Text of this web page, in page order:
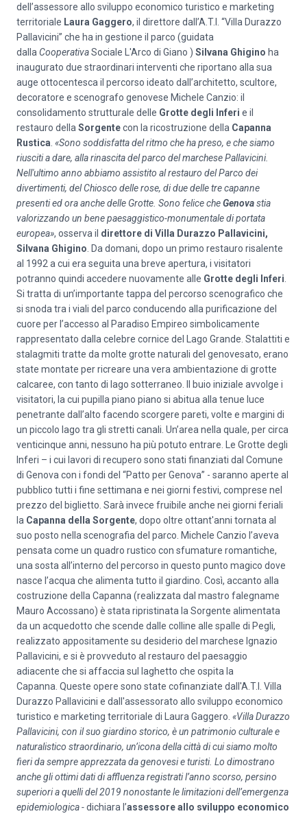
dell’assessore allo sviluppo economico turistico e marketing
territoriale Laura Gaggero, il direttore dall’A.T.I. “Villa Durazzo
Pallavicini” che ha in gestione il parco (guidata
dalla CooperativaSociale L'Arco di Giano ) Silvana Ghigino ha
inaugurato due straordinari interventi che riportano alla sua
auge ottocentesca il percorso ideato dall’architetto, scultore,
decoratore e scenografo genovese Michele Canzio: il
consolidamento strutturale delle Grotte degli Inferi e il
restauro della Sorgentecon la ricostruzione della Capanna
Rustica «Sono soddisfatta del ritmo che ha preso, e che siamo
riusciti a dare, alla rinascita del parco del marchese Pallavicini.
Nell'ultimo anno abbiamo assistito al restauro del Parco dei
divertimenti, del Chiosco delle rose, di due delle tre capanne
presenti ed ora anche delle Grotte. Sono felice cheGenovastia
valorizzando un bene paesaggistico-monumentale di portata
europea», osserva il direttore di Villa Durazzo Pallavicini,
Silvana Ghigino . Da domani, dopo un primo restauro risalente
al 1992 a cui era seguita una breve apertura, i visitatori
potranno quindi accedere nuovamente alle Grotte degli Inferi
Si tratta di un’importante tappa del percorso scenografico che
si snoda tra i viali del parco conducendo alla purificazione del
cuore per l’accesso al Paradiso Empireo simbolicamente
rappresentato dalla celebre cornice del Lago Grande. Stalattiti e
stalagmiti tratte da molte grotte naturali del genovesato, erano
state montate per ricreare una vera ambientazione di grotte
calcaree, con tanto di​ lago sotterraneo. Il buio iniziale avvolge i
visitatori, la cui pupilla piano piano si abitua alla tenue luce
penetrante dall’alto facendo scorgere pareti, volte e margini di
un piccolo lago tra gli stretti canali. Un’area nella quale, per circa
venticinque anni, nessuno ha più potuto entrare. Le Grotte degli
Inferi – i cui lavori di recupero sono stati finanziati dal Comune
di Genova con i fondi del “Patto per Genova” - saranno aperte al
pubblico tutti i fine settimana e nei giorni festivi, comprese nel
prezzo del biglietto. Sarà invece fruibile anche nei giorni feriali
la Capanna della Sorgente, dopo oltre ottant'anni tornata al
suo posto nella scenografia del parco. Michele Canzio l’aveva
pensata come un ​quadro rustico con sfumature romantiche​,
una sosta all’interno del percorso in questo punto magico dove
nasce l’acqua che alimenta tutto il giardino. Così, accanto alla
costruzione della Capanna (realizzata dal mastro falegname
Mauro Accossano) è stata ripristinata la Sorgente alimentata
da un acquedotto che scende dalle colline alle spalle di Pegli,
realizzato appositamente su desiderio del marchese Ignazio
Pallavicini, e si è provveduto al restauro del paesaggio
adiacente che si affaccia sul laghetto che ospita la
Capanna. Queste opere sono state cofinanziate dall'A.T.I. Villa
Durazzo Pallavicini e dall'assessorato allo sviluppo economico
turistico e marketing territoriale di Laura Gaggero. «Villa Durazzo
Pallavicini, con il suo giardino storico, è un patrimonio culturale e
naturalistico straordinario, un’icona della città di cui siamo molto
fieri da sempre apprezzata da genovesi e turisti. Lo dimostrano
anche gli ottimi dati di affluenza registrati l’anno scorso, persino
superiori a quelli del 2019 nonostante le limitazioni dell’emergenza
epidemiologica -dichiara l’assessore allo sviluppo economico